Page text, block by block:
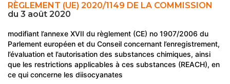
RÈGLEMENT (UE) 2020/1149 DE LA COMMISSION
du 3 août 2020
modifiant l’annexe XVII du règlement (CE) no 1907/2006 du
Parlement européen et du Conseil concernant l’enregistrement,
l’évaluation et l’autorisation des substances chimiques, ainsi
que les restrictions applicables à ces substances (REACH), en
ce qui concerne les diisocyanates